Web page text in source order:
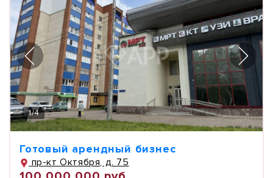
1/4
Готовый арендный бизнес
пр-кт Октября, д. 75